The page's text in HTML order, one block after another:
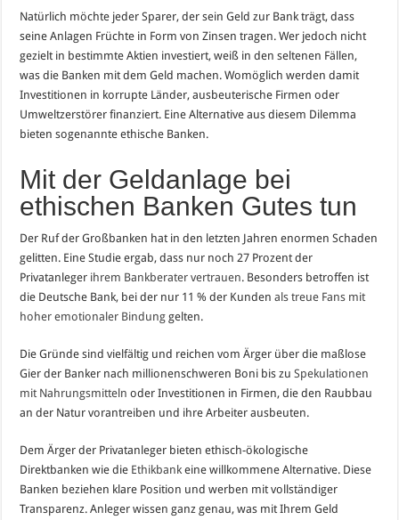
Natürlich möchte jeder Sparer, der sein Geld zur Bank trägt, dass
seine Anlagen Früchte in Form von Zinsen tragen. Wer jedoch nicht
gezielt in bestimmte Aktien investiert, weiß in den seltenen Fällen,
was die Banken mit dem Geld machen. Womöglich werden damit
Investitionen in korrupte Länder, ausbeuterische Firmen oder
Umweltzerstörer finanziert. Eine Alternative aus diesem Dilemma
bieten sogenannte ethische Banken.
Mit der Geldanlage bei
ethischen Banken Gutes tun
Der Ruf der Großbanken hat in den letzten Jahren enormen Schaden
gelitten. Eine Studie ergab, dass nur noch 27 Prozent der
Privatanleger ihrem Bankberater vertrauen. Besonders betroffen ist
die Deutsche Bank, bei der nur 11 % der Kundenals treue Fans mit
hoher emotionaler Bindung gelten.
Die Gründe sind vielfältig und reichen vom Ärger über die maßlose
Gier der Banker nach millionenschweren Boni bis zuSpekulationen
mit Nahrungsmitteln oder Investitionen in Firmen, die den Raubbau
an der Natur vorantreiben und ihre Arbeiter ausbeuten.
Dem Ärger der Privatanleger bieten ethisch-ökologische
Direktbanken wie die Ethikbank eine willkommene Alternative. Diese
Banken beziehen klare Position und werben mit vollständiger
Transparenz. Anleger wissen ganz genau, was mit Ihrem Geld